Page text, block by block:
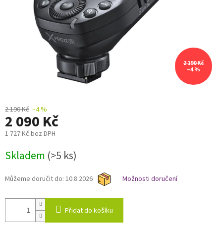
2 190 Kč
–4 %
2 190 Kč –4 %
2 090 Kč
1 727 Kč bez DPH
cena:
Skladem (>5 ks)
Můžeme doručit do: 10.8.2026 Možnosti doručení
Přidat do košíku